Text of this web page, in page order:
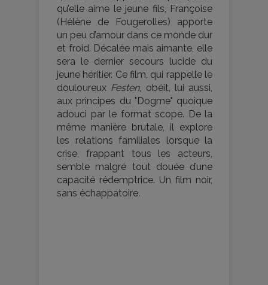
qu’elle aime le jeune fils, Françoise
(Hélène de Fougerolles) apporte
un peu d’amour dans ce monde dur
et froid. Décalée mais aimante, elle
sera le dernier secours lucide du
jeune héritier. Ce film, qui rappelle le
douloureux Festen, obéit, lui aussi,
aux principes du "Dogme" quoique
adouci par le format scope. De la
même manière brutale, il explore
les relations familiales lorsque la
crise, frappant tous les acteurs,
semble malgré tout douée d’une
capacité rédemptrice. Un film noir,
sans échappatoire.